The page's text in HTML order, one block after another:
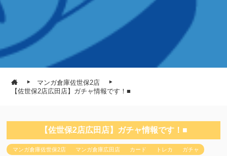
マンガ倉庫佐世保2店
【佐世保2店広田店】ガチャ情報です！■
【佐世保2店広田店】ガチャ情報です！■
マンガ倉庫佐世保2店 マンガ倉庫広田店 カード トレカ ガチャ